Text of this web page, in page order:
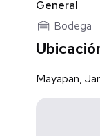
El mobiliario
General
Bodega
Mayapan,